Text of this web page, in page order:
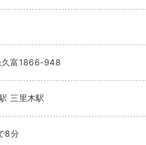
久富1866-948
三里木駅
8分